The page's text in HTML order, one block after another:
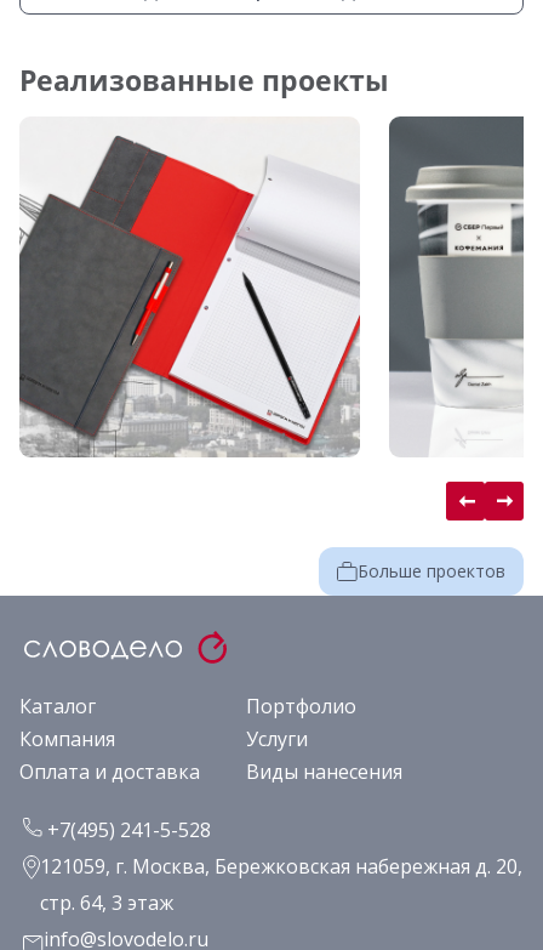
Реализованные проекты
Больше проектов
Каталог
Портфолио
Компания
Услуги
Оплата и доставка
Виды нанесения
+7(495) 241-5-528
121059, г. Москва, Бережковская набережная д. 20,
стр. 64, 3 этаж
info@slovodelo.ru